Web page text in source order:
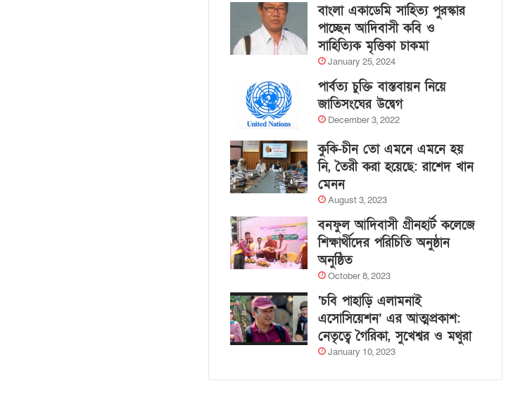
বাংলা একাডেমি সাহিত্য পুরস্কার
পাচ্ছেন আদিবাসী কবি ও
সাহিত্যিক মৃত্তিকা চাকমা
January 25, 2024
পার্বত্য চুক্তি বাস্তবায়ন নিয়ে
জাতিসংঘের উদ্বেগ
December 3, 2022
কুকি-চীন তো এমনে এমনে হয়
নি, তৈরী করা হয়েছে: রাশেদ খান
মেনন
August 3, 2023
বনফুল আদিবাসী গ্রীনহার্ট কলেজে
শিক্ষার্থীদের পরিচিতি অনুষ্ঠান
অনুষ্ঠিত
October 8, 2023
‘চবি পাহাড়ি এলামনাই
এসোসিয়েশন’ এর আত্মপ্রকাশ:
নেতৃত্বে গৈরিকা, সুখেশ্বর ও মথুরা
January 10, 2023